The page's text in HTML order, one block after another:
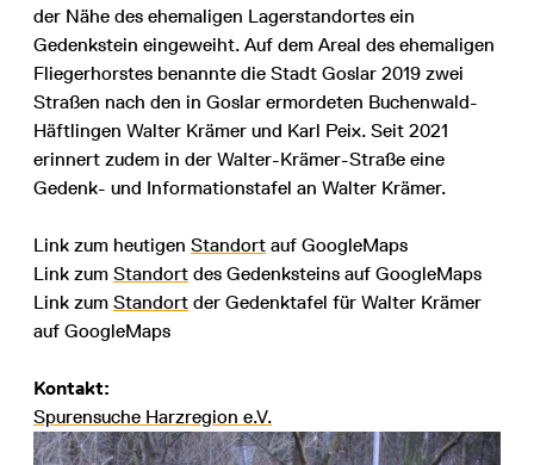
der Nähe des ehemaligen Lagerstandortes ein
Gedenkstein eingeweiht. Auf dem Areal des ehemaligen
Fliegerhorstes benannte die Stadt Goslar 2019 zwei
Straßen nach den in Goslar ermordeten Buchenwald-
Häftlingen Walter Krämer und Karl Peix. Seit 2021
erinnert zudem in der Walter-Krämer-Straße eine
Gedenk- und Informationstafel an Walter Krämer.
Link zum heutigen Standort auf GoogleMaps
Link zum Standort des Gedenksteins auf GoogleMaps
Link zum Standort der Gedenktafel für Walter Krämer
auf GoogleMaps
Kontakt:
Spurensuche Harzregion e.V.